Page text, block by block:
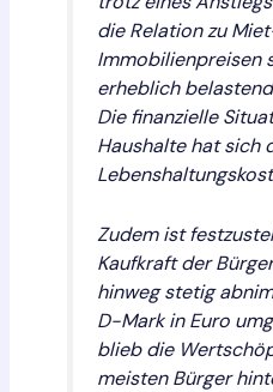
die Relation zu
Immobilienpreisen
erheblich
Die finanzielle
Haushalte hat sich
Zudem ist
Kaufkraft der
hinweg stetig
D-Mark in Euro
blieb die
meisten Bürger